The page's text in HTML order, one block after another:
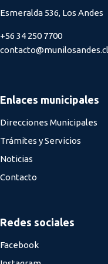
Esmeralda 536, Los Andes
+56 34 250 7700
contacto@munilosandes.cl
Enlaces municipales
Direcciones Municipales
Trámites y Servicios
Noticias
Contacto
Redes sociales
Facebook